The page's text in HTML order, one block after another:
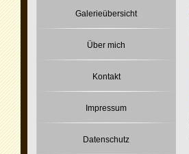
Galerieübersicht
Über mich
Kontakt
Impressum
Datenschutz